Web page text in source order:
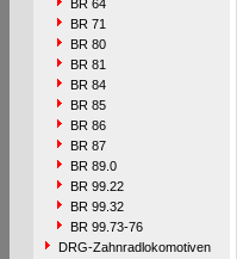
BR 64
BR 71
BR 80
BR 81
BR 84
BR 85
BR 86
BR 87
BR 89.0
BR 99.22
BR 99.32
BR 99.73-76
DRG-Zahnradlokomotiven